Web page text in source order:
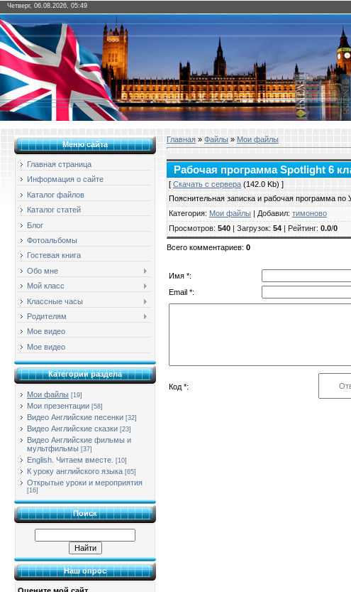
Четверг, 06.08.2026, 05:49
Меню сайта
Главная страница
Информация о сайте
Каталог файлов
Каталог статей
Блог
Фотоальбомы
Гостевая книга
Обо мне
Мой класс
Классные часы
Родителям
Мое видео
Мое видео
Категории раздела
Мои файлы [19]
Мои презентации [58]
Видео Английские песенки [32]
Видео Английские сказки [23]
Видео Английские фильмы и
мультфильмы [37]
English. Читаем вместе. [10]
К уроку английского языка [65]
Открытые уроки и мероприятия
[16]
Поиск
Наш опрос
Главная » Файлы » Мои файлы
Рабочая программа Spotlight 6
[ Скачать с сервера (142.0 Kb) ]
Пояснительная записка и рабочая программа по
Категория: Мои файлы | Добавил: тимоново
Просмотров: 540 | Загрузок: 54 | Рейтинг: 0.0/0
Всего комментариев: 0
Имя *:
Email *:
Код *: